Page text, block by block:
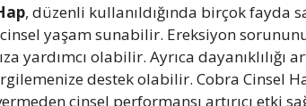
, düzenli kullanıldığında birçok fayda
yaşam sunabilir. Ereksiyon
yardımcı olabilir. Ayrıca dayanıklılığı
destek olabilir. Cobra Cinsel
cinsel performansı artırıcı etki